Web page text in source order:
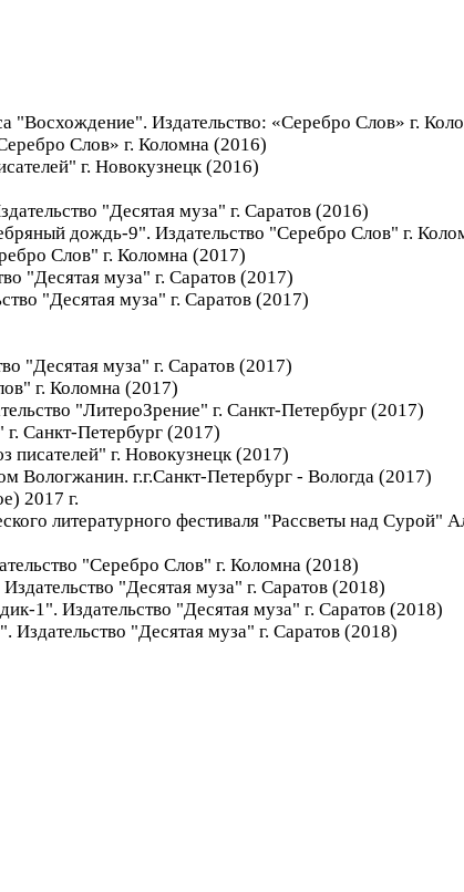
Издательство: «Серебро Слов» г.
Слов» г. Коломна (2016)
г. Новокузнецк (2016)
"Десятая муза" г. Саратов (2016)
дождь-9". Издательство "Серебро Слов" г.
Слов" г. Коломна (2017)
"Десятая муза" г. Саратов (2017)
"Десятая муза" г. Саратов (2017)
"Десятая муза" г. Саратов (2017)
г. Коломна (2017)
"ЛитероЗрение" г. Санкт-Петербург (2017)
Санкт-Петербург (2017)
писателей" г. Новокузнецк (2017)
Вологжанин. г.г.Санкт-Петербург - Вологда (2017)
2017 г.
литературного фестиваля "Рассветы над Сурой"
"Серебро Слов" г. Коломна (2018)
"Десятая муза" г. Саратов (2018)
1". Издательство "Десятая муза" г. Саратов (2018)
"Десятая муза" г. Саратов (2018)